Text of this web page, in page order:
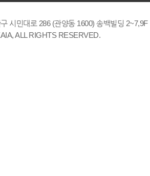
시민대로 286 (관양동 1600) 송백빌딩
ALL RIGHTS RESERVED.